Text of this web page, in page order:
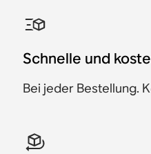
Schnelle und
Bei jeder Bestellung.